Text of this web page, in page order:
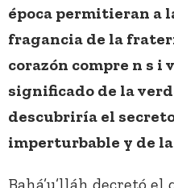
época permitieran a
fragancia de la
corazón compre n s i
significado de la
descubriría el
imperturbable y de
Bahá’u’lláh decretó